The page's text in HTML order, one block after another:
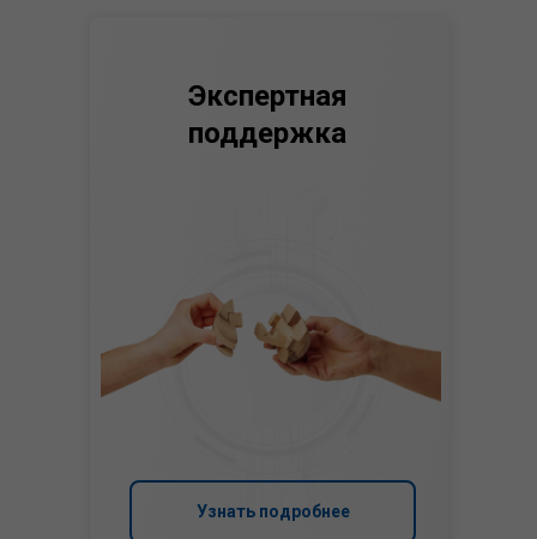
Узнать подробнее
Экспертная
поддержка